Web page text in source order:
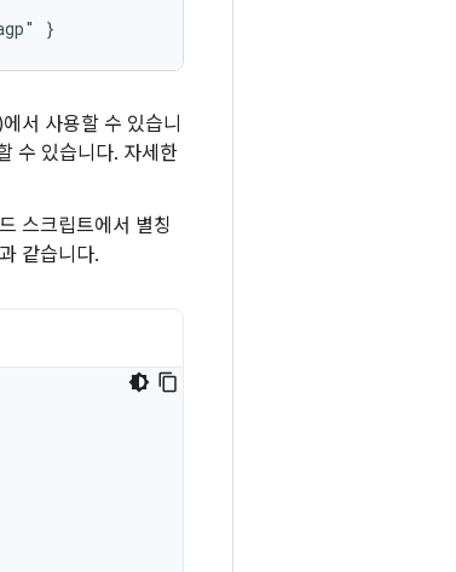
서 사용할 수 있습니
수 있습니다. 자세한
스크립트에서 별칭
같습니다.